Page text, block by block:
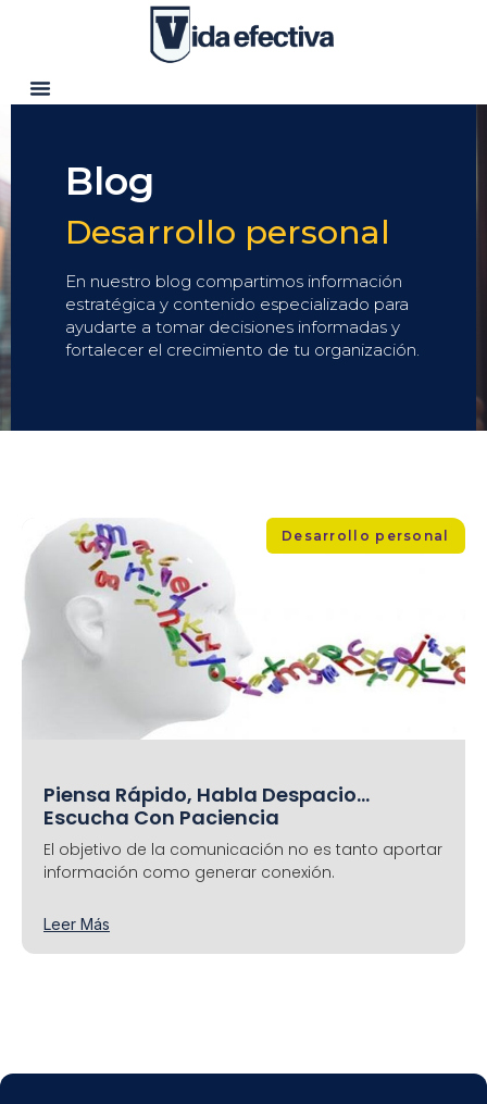
Blog
Desarrollo personal
En nuestro blog compartimos información
estratégica y contenido especializado para
ayudarte a tomar decisiones informadas y
fortalecer el crecimiento de tu organización.
Desarrollo personal
Piensa Rápido, Habla Despacio…
Escucha Con Paciencia
El objetivo de la comunicación no es tanto aportar
información como generar conexión.
Leer Más